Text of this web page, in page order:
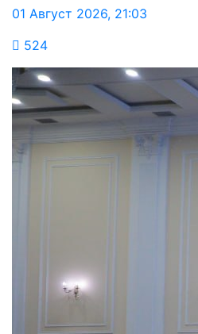
01 Август 2026, 21:03
524